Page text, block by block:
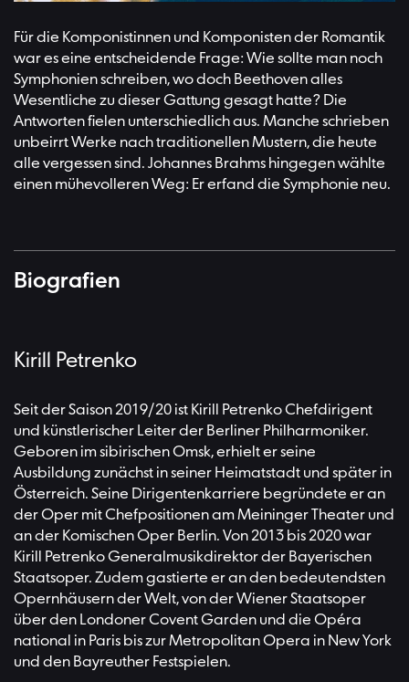
Für die Komponistinnen und Komponisten der Romantik
war es eine entscheidende Frage: Wie sollte man noch
Symphonien schreiben, wo doch Beethoven alles
Wesentliche zu dieser Gattung gesagt hatte? Die
Antworten fielen unterschiedlich aus. Manche schrieben
unbeirrt Werke nach traditionellen Mustern, die heute
alle vergessen sind. Johannes Brahms hingegen wählte
einen mühevolleren Weg: Er erfand die Symphonie neu.
Biografien
Kirill Petrenko
Seit der Saison 2019/20 ist Kirill Petrenko Chefdirigent
und künstlerischer Leiter der Berliner Philharmoniker.
Geboren im sibirischen Omsk, erhielt er seine
Ausbildung zunächst in seiner Heimatstadt und später in
Österreich. Seine Dirigentenkarriere begründete er an
der Oper mit Chefpositionen am Meininger Theater und
an der Komischen Oper Berlin. Von 2013 bis 2020 war
Kirill Petrenko Generalmusikdirektor der Bayerischen
Staatsoper. Zudem gastierte er an den bedeutendsten
Opernhäusern der Welt, von der Wiener Staatsoper
über den Londoner Covent Garden und die Opéra
national in Paris bis zur Metropolitan Opera in New York
und den Bayreuther Festspielen.